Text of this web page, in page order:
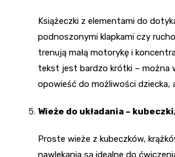
Książeczki z elementami do
podnoszonymi klapkami czy
trenują małą motorykę i
tekst jest bardzo krótki – można
opowieść do możliwości dziecka,
Wieże do układania –
Proste wieże z kubeczków,
nawlekania są idealne do